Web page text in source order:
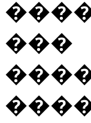
���